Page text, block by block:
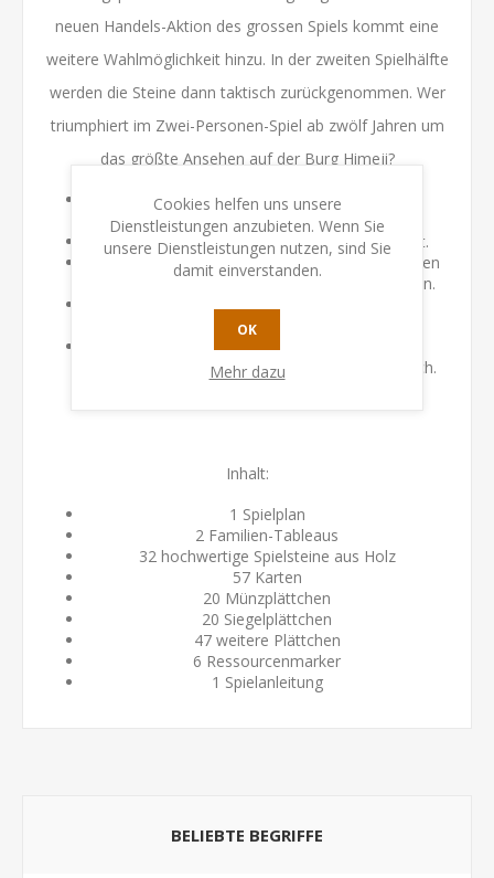
neuen Handels-Aktion des grossen Spiels kommt eine
weitere Wahlmöglichkeit hinzu. In der zweiten Spielhälfte
werden die Steine dann taktisch zurückgenommen. Wer
triumphiert im Zwei-Personen-Spiel ab zwölf Jahren um
das größte Ansehen auf der Burg Himeji?
Das spannende Duell-Spiel im Schatten der
legendären Burg Himeji.
Statt Würfel werden Steine gezielt eingesetzt.
Cleveres Einsetzen und Zurückholen von Steinen
sorgt für spannende, taktische Entscheidungen.
Neue Handels-Aktion bietet zusätzliche
Möglichkeiten.
Duell-Spass in nur 12 Spielzügen – jede
Entscheidung zählt und hält die Spannung hoch.
Inhalt:
1 Spielplan
2 Familien-Tableaus
32 hochwertige Spielsteine aus Holz
57 Karten
20 Münzplättchen
20 Siegelplättchen
47 weitere Plättchen
6 Ressourcenmarker
1 Spielanleitung
BELIEBTE BEGRIFFE
Cookies helfen uns unsere
Dienstleistungen anzubieten. Wenn Sie
unsere Dienstleistungen nutzen, sind Sie
damit einverstanden.
OK
Mehr dazu